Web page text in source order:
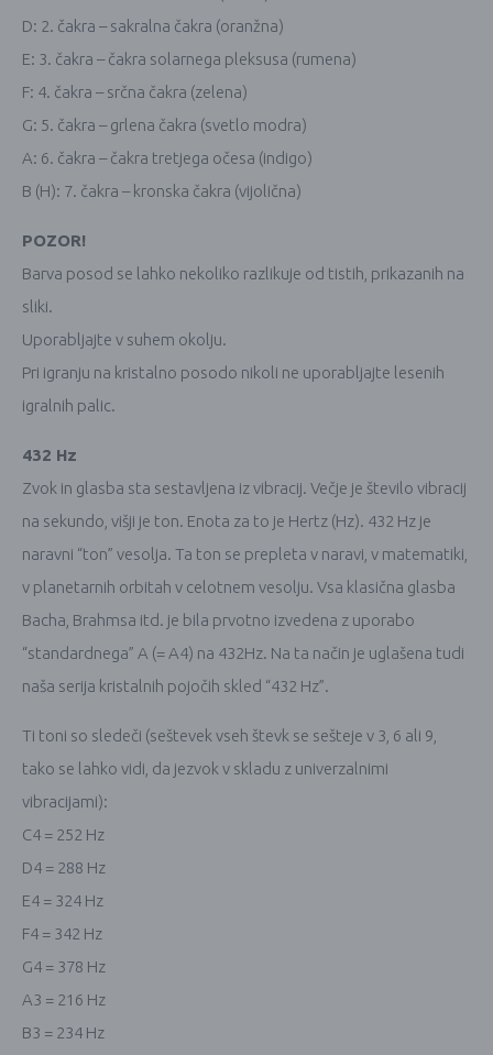
D: 2. čakra – sakralna čakra (oranžna)
E: 3. čakra – čakra solarnega pleksusa (rumena)
F: 4. čakra – srčna čakra (zelena)
G: 5. čakra – grlena čakra (svetlo modra)
A: 6. čakra – čakra tretjega očesa (indigo)
B (H): 7. čakra – kronska čakra (vijolična)
POZOR!
Barva posod se lahko nekoliko razlikuje od tistih, prikazanih na
sliki.
Uporabljajte v suhem okolju.
Pri igranju na kristalno posodo nikoli ne uporabljajte lesenih
igralnih palic.
432 Hz
Zvok in glasba sta sestavljena iz vibracij. Večje je število vibracij
na sekundo, višji je ton. Enota za to je Hertz (Hz). 432 Hz je
naravni “ton” vesolja. Ta ton se prepleta v naravi, v matematiki,
v planetarnih orbitah v celotnem vesolju. Vsa klasična glasba
Bacha, Brahmsa itd. je bila prvotno izvedena z uporabo
“standardnega” A (= A4) na 432Hz. Na ta način je uglašena tudi
naša serija kristalnih pojočih skled “432 Hz”.
Ti toni so sledeči (seštevek vseh števk se sešteje v 3, 6 ali 9,
tako se lahko vidi, da jezvok v skladu z univerzalnimi
vibracijami):
C4 = 252 Hz
D4 = 288 Hz
E4 = 324 Hz
F4 = 342 Hz
G4 = 378 Hz
A3 = 216 Hz
B3 = 234 Hz